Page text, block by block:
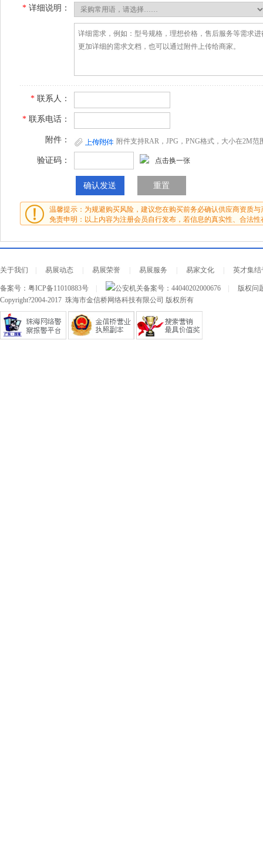
* 详细说明：
* 联系人：
* 联系电话：
附件： 附件支持RAR，JPG，PNG格式，大小在2M范
验证码： 点击换一张
温馨提示：为规避购买风险，建议您在购买前务必确认供应商资质与
免责申明：以上内容为注册会员自行发布，若信息的真实性、合法性
关于我们 易展动态 易展荣誉 易展服务 易家文化 英才集结
备案号： 粤ICP备11010883号 公安机关备案号： 44040202000676
版权问
Copyright?2004-2017 珠海市金信桥网络科技有限公司 版权所有